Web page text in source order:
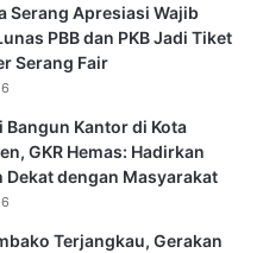
Serang Apresiasi Wajib
PBB dan PKB Jadi Tiket
Serang Fair
Bangun Kantor di Kota
GKR Hemas: Hadirkan
Dekat dengan Masyarakat
Terjangkau, Gerakan